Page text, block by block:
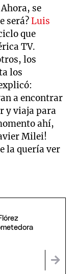
se
será?Luis
que
TV.
los
los
a encontrar
y viaja para
ahí,
Milei!
la quería ver